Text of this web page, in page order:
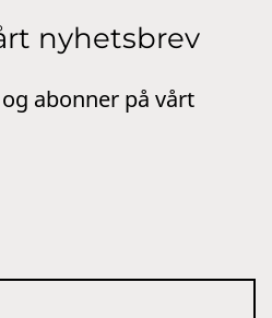
nyhetsbrev
abonner på vårt